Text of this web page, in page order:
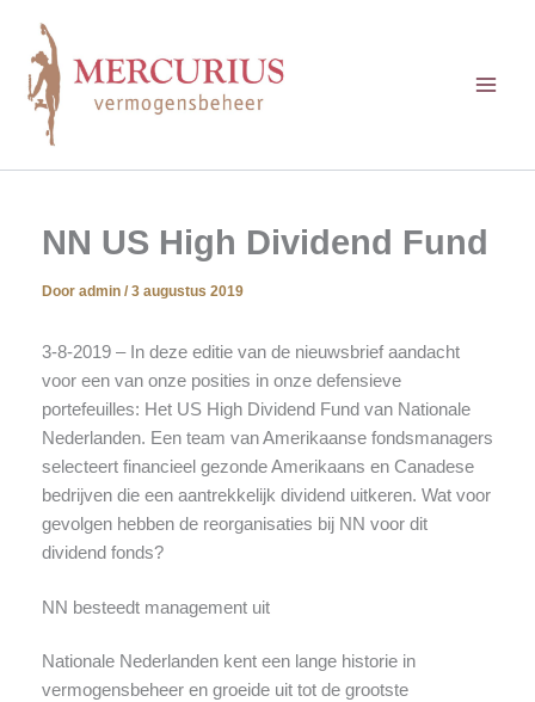
inhoud
NN US High Dividend Fund
Door admin / 3 augustus 2019
3-8-2019 – In deze editie van de nieuwsbrief aandacht
voor een van onze posities in onze defensieve
portefeuilles: Het US High Dividend Fund van Nationale
Nederlanden. Een team van Amerikaanse fondsmanagers
selecteert financieel gezonde Amerikaans en Canadese
bedrijven die een aantrekkelijk dividend uitkeren. Wat voor
gevolgen hebben de reorganisaties bij NN voor dit
dividend fonds?
NN besteedt management uit
Nationale Nederlanden kent een lange historie in
vermogensbeheer en groeide uit tot de grootste